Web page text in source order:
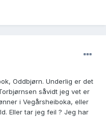
Oddbjørn. Underlig er det
såvidt jeg vet er
i Vegårsheiboka, eller
Eller tar jeg feil ? Jeg har